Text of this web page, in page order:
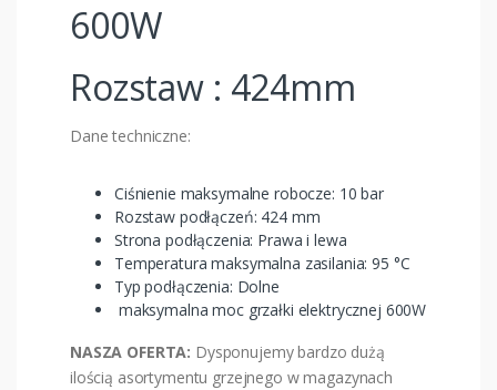
600W
Rozstaw : 424mm
Dane techniczne:
Ciśnienie maksymalne robocze: 10 bar
Rozstaw podłączeń: 424 mm
Strona podłączenia: Prawa i lewa
Temperatura maksymalna zasilania: 95 °C
Typ podłączenia: Dolne
maksymalna moc grzałki elektrycznej 600W
NASZA OFERTA: Dysponujemy bardzo dużą
ilością asortymentu grzejnego w magazynach